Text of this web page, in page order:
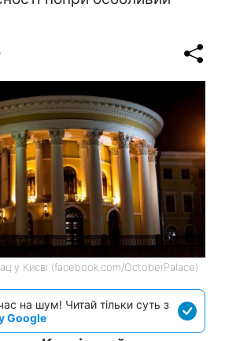
у Києві (facebook.com/OctoberPalace)
на шум! Читай тільки суть з
Google